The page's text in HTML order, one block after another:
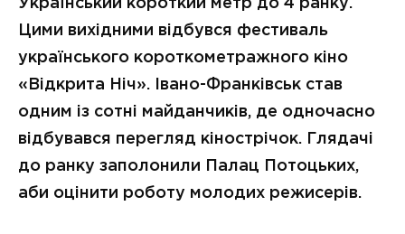
Український короткий метр до 4 ранку.
Цими вихідними відбувся фестиваль
українського короткометражного кіно
«Відкрита Ніч». Івано-Франківськ став
одним із сотні майданчиків, де одночасно
відбувався перегляд кінострічок. Глядачі
до ранку заполонили Палац Потоцьких,
аби оцінити роботу молодих режисерів.